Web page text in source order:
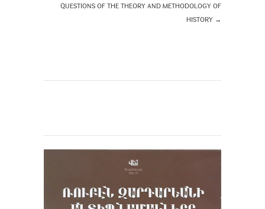
QUESTIONS OF THE THEORY AND METHODOLOGY OF
HISTORY →